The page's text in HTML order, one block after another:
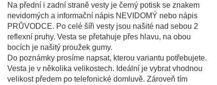
Na přední i zadní straně vesty je černý potisk se znakem
nevidomých a informační nápis NEVIDOMÝ nebo nápis
PRŮVODCE. Po celé šíři vesty jsou našité nad sebou 2
reflexní pruhy. Vesta se přetahuje přes hlavu, na obou
bocích je našitý proužek gumy.
Do poznámky prosíme napsat, kterou variantu potřebujete.
Vesta je v několika velikostech. Ideální je vybrat vhodnou
velikost předem po telefonické domluvě. Zároveň tím